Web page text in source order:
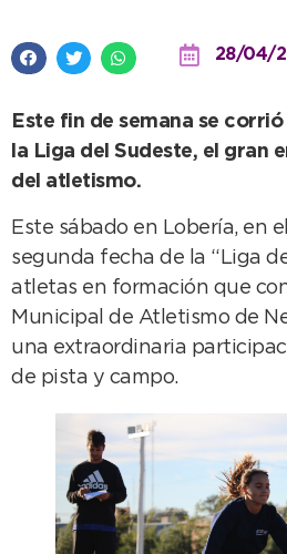
28/04/
Este fin de semana se
la Liga del Sudeste, el gran
del atletismo.
Este sábado en Lobería, en
segunda fecha de la “Liga
atletas en formación que
Municipal de Atletismo de
una extraordinaria
de pista y campo.